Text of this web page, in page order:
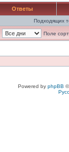
Ответы
Подходящих
Поле
Powered by phpBB